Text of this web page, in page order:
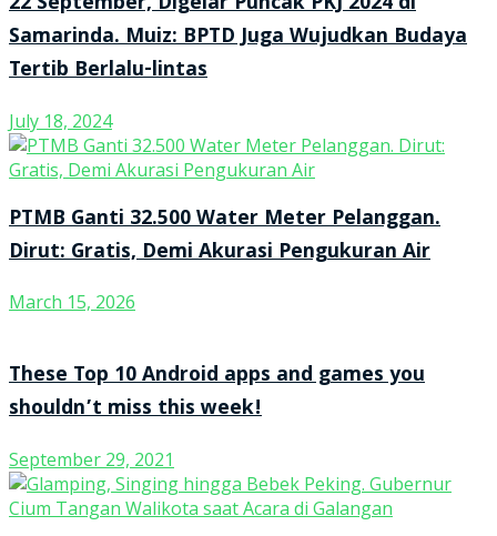
Samarinda. Muiz: BPTD Juga Wujudkan Budaya
Tertib Berlalu-lintas
July 18, 2024
PTMB Ganti 32.500 Water Meter Pelanggan.
Dirut: Gratis, Demi Akurasi Pengukuran Air
March 15, 2026
These Top 10 Android apps and games you
shouldn’t miss this week!
September 29, 2021